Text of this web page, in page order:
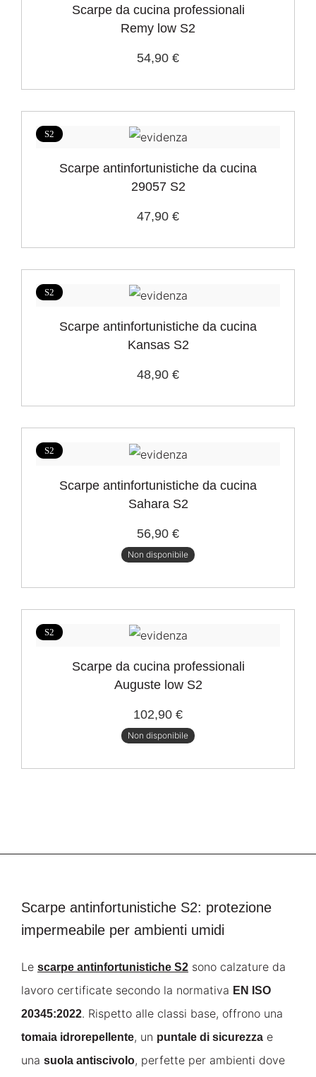
Scarpe da cucina professionali
Remy low S2
54,90 €
S2
Scarpe antinfortunistiche da cucina
29057 S2
47,90 €
S2
Scarpe antinfortunistiche da cucina
Kansas S2
48,90 €
S2
Scarpe antinfortunistiche da cucina
Sahara S2
56,90 €
Non disponibile
S2
Scarpe da cucina professionali
Auguste low S2
102,90 €
Non disponibile
Scarpe antinfortunistiche S2: protezione
impermeabile per ambienti umidi
Le scarpe antinfortunistiche S2 sono calzature da
lavoro certificate secondo la normativa EN ISO
20345:2022. Rispetto alle classi base, offrono una
tomaia idrorepellente, un puntale di sicurezza e
una suola antiscivolo, perfette per ambienti dove